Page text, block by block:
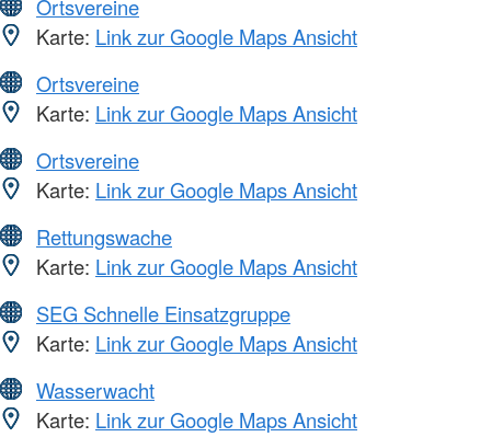
Ortsvereine
Karte: Link zur Google Maps Ansicht
Ortsvereine
Karte: Link zur Google Maps Ansicht
Ortsvereine
Karte: Link zur Google Maps Ansicht
Rettungswache
Karte: Link zur Google Maps Ansicht
SEG Schnelle Einsatzgruppe
Karte: Link zur Google Maps Ansicht
Wasserwacht
Karte: Link zur Google Maps Ansicht